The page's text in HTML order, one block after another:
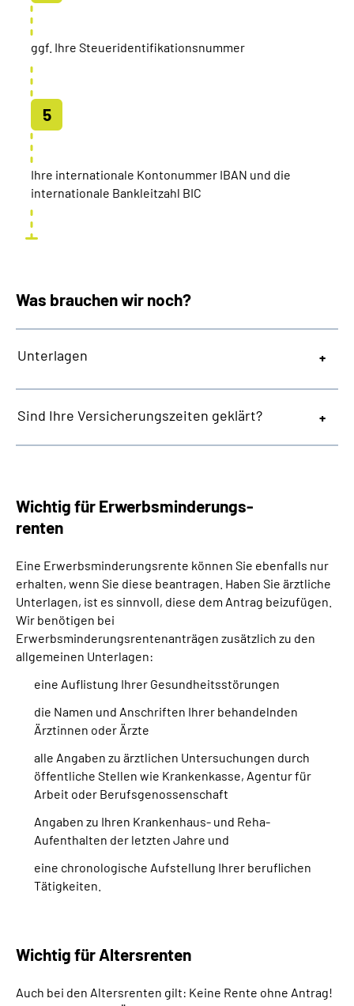
ggf. Ihre Steueridentifikationsnummer
Ihre internationale Kontonummer IBAN und die
internationale Bankleitzahl BIC
Was brauchen wir noch?
Unterlagen
Sind Ihre Versicherungszeiten geklärt?
Wichtig für Erwerbsminderungs-
renten
Eine Erwerbsminderungsrente können Sie ebenfalls nur
erhalten, wenn Sie diese beantragen. Haben Sie ärztliche
Unterlagen, ist es sinnvoll, diese dem Antrag beizufügen.
Wir benötigen bei
Erwerbsminderungsrentenanträgen zusätzlich zu den
allgemeinen Unterlagen:
eine Auflistung Ihrer Gesundheitsstörungen
die Namen und Anschriften Ihrer behandelnden
Ärztinnen oder Ärzte
alle Angaben zu ärztlichen Untersuchungen durch
öffentliche Stellen wie Krankenkasse, Agentur für
Arbeit oder Berufsgenossenschaft
Angaben zu Ihren Krankenhaus- und Reha-
Aufenthalten der letzten Jahre und
eine chronologische Aufstellung Ihrer beruflichen
Tätigkeiten.
Wichtig für Altersrenten
Auch bei den Altersrenten gilt: Keine Rente ohne Antrag!